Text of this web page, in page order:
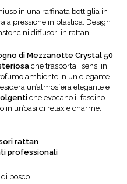
in una raffinata bottiglia in
a pressione in plastica. Design
diffusori in rattan.
di Mezzanotte Crystal 50
che trasporta i sensi in
ambiente in un elegante
un’atmosfera elegante e
che evocano il fascino
un’oasi di relax e charme.
rattan
professionali
bosco